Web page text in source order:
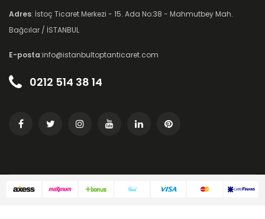
Adres: İstoç Ticaret Merkezi - 15. Ada No:38 - Mahmutbey Mah.
Bağcılar / İSTANBUL
E-posta:info@istanbultoptanticaret.com
0212 514 38 14